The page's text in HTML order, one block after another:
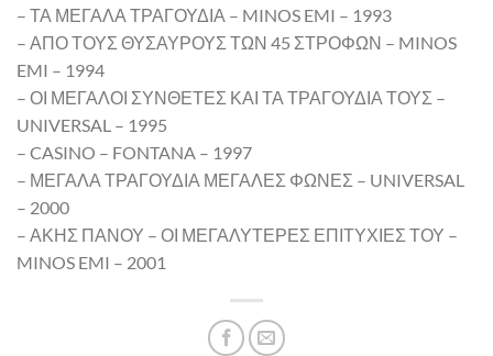
– ΤΑ ΜΕΓΑΛΑ ΤΡΑΓΟΥΔΙΑ – MINOS EMI – 1993
– ΑΠΟ ΤΟΥΣ ΘΥΣΑΥΡΟΥΣ ΤΩΝ 45 ΣΤΡΟΦΩΝ – MINOS
EMI – 1994
– ΟΙ ΜΕΓΑΛΟΙ ΣΥΝΘΕΤΕΣ ΚΑΙ ΤΑ ΤΡΑΓΟΥΔΙΑ ΤΟΥΣ –
UNIVERSAL – 1995
– CASINO – FONTANA – 1997
– ΜΕΓΑΛΑ ΤΡΑΓΟΥΔΙΑ ΜΕΓΑΛΕΣ ΦΩΝΕΣ – UNIVERSAL
– 2000
– ΑΚΗΣ ΠΑΝΟΥ – ΟΙ ΜΕΓΑΛΥΤΕΡΕΣ ΕΠΙΤΥΧΙΕΣ ΤΟΥ –
MINOS EMI – 2001